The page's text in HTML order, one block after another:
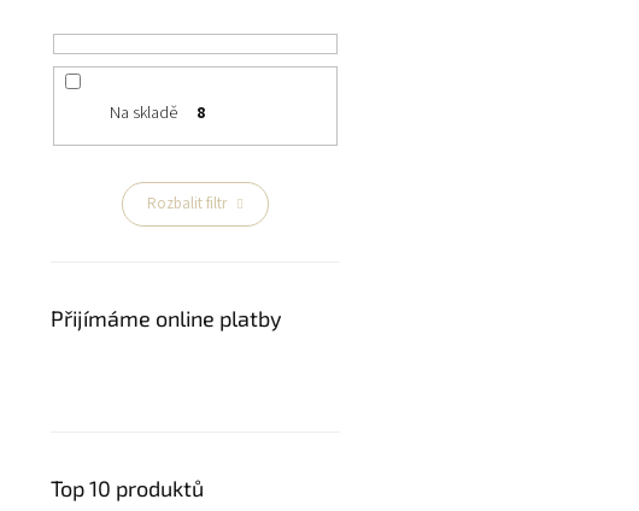
Na skladě 8
Rozbalit filtr
Přijímáme online platby
Top 10 produktů